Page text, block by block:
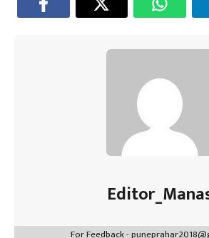
For Feedback -